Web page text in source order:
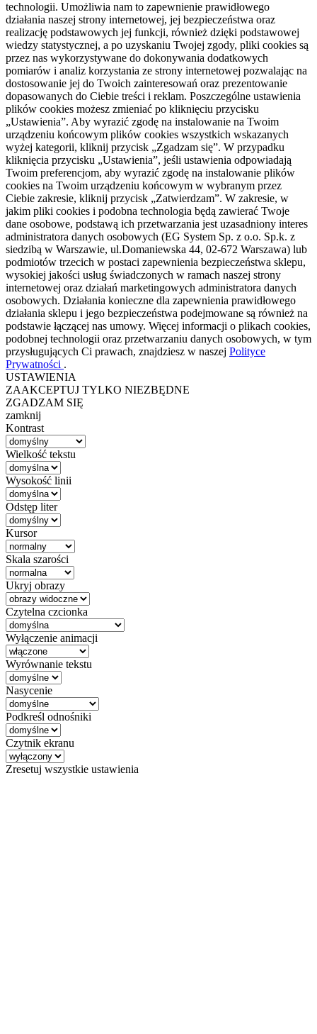
technologii. Umożliwia nam to zapewnienie prawidłowego
działania naszej strony internetowej, jej bezpieczeństwa oraz
realizację podstawowych jej funkcji, również dzięki podstawowej
wiedzy statystycznej, a po uzyskaniu Twojej zgody, pliki cookies są
przez nas wykorzystywane do dokonywania dodatkowych
pomiarów i analiz korzystania ze strony internetowej pozwalając na
dostosowanie jej do Twoich zainteresowań oraz prezentowanie
dopasowanych do Ciebie treści i reklam. Poszczególne ustawienia
plików cookies możesz zmieniać po kliknięciu przycisku
„Ustawienia”. Aby wyrazić zgodę na instalowanie na Twoim
urządzeniu końcowym plików cookies wszystkich wskazanych
wyżej kategorii, kliknij przycisk „Zgadzam się”. W przypadku
kliknięcia przycisku „Ustawienia”, jeśli ustawienia odpowiadają
Twoim preferencjom, aby wyrazić zgodę na instalowanie plików
cookies na Twoim urządzeniu końcowym w wybranym przez
Ciebie zakresie, kliknij przycisk „Zatwierdzam”. W zakresie, w
jakim pliki cookies i podobna technologia będą zawierać Twoje
dane osobowe, podstawą ich przetwarzania jest uzasadniony interes
administratora danych osobowych (EG System Sp. z o.o. Sp.k. z
siedzibą w Warszawie, ul.Domaniewska 44, 02-672 Warszawa) lub
podmiotów trzecich w postaci zapewnienia bezpieczeństwa sklepu,
wysokiej jakości usług świadczonych w ramach naszej strony
internetowej oraz działań marketingowych administratora danych
osobowych. Działania konieczne dla zapewnienia prawidłowego
działania sklepu i jego bezpieczeństwa podejmowane są również na
podstawie łączącej nas umowy. Więcej informacji o plikach cookies,
podobnej technologii oraz przetwarzaniu danych osobowych, w tym
przysługujących Ci prawach, znajdziesz w naszej Polityce
Prywatności .
USTAWIENIA
ZAAKCEPTUJ TYLKO NIEZBĘDNE
ZGADZAM SIĘ
zamknij
Kontrast
Wielkość tekstu
Wysokość linii
Odstęp liter
Kursor
Skala szarości
Ukryj obrazy
Czytelna czcionka
Wyłączenie animacji
Wyrównanie tekstu
Nasycenie
Podkreśl odnośniki
Czytnik ekranu
Zresetuj wszystkie ustawienia